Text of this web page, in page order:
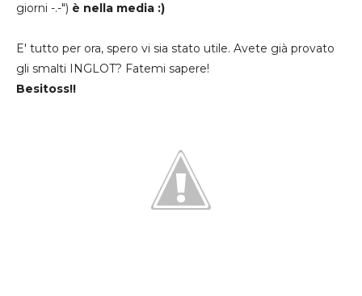
giorni -.-") è nella media :)
E' tutto per ora, spero vi sia stato utile. Avete già provato
gli smalti INGLOT? Fatemi sapere!
Besitoss!!